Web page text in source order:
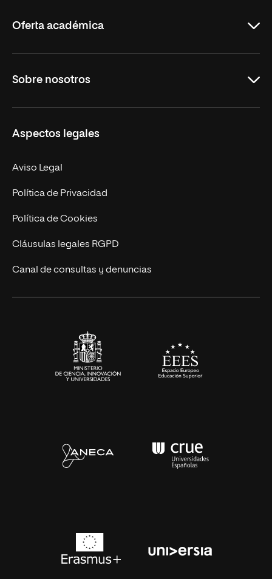
Oferta académica
Másteres Oficiales
Másteres Propios
Doctorados
Experto Universitario
Postgrados
Cursos Universitarios
Sobre nosotros
Facultades
Nuestro Equipo
Trabaja en UNIR
Actualidad
UNIR Revista
Eventos
Aspectos legales
Aviso Legal
Política de Privacidad
Política de Cookies
Cláusulas legales RGPD
Canal de consultas y denuncias